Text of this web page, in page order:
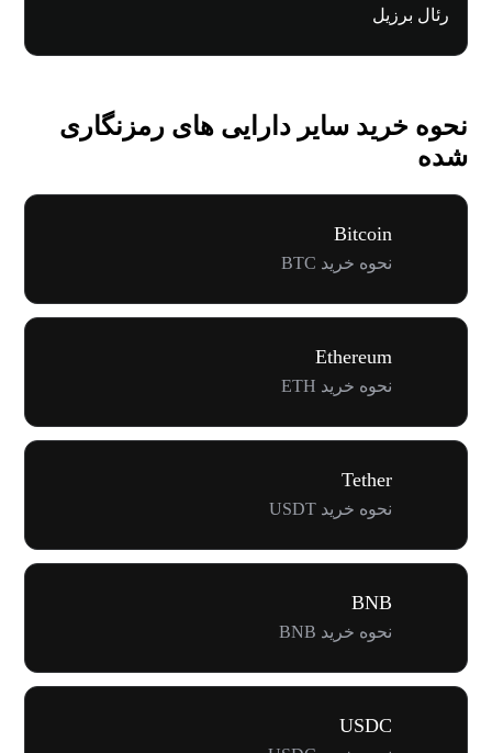
رئال برزیل
نحوه خرید سایر دارایی های رمزنگاری
شده
Bitcoin
نحوه خرید BTC
Ethereum
نحوه خرید ETH
Tether
نحوه خرید USDT
BNB
نحوه خرید BNB
USDC